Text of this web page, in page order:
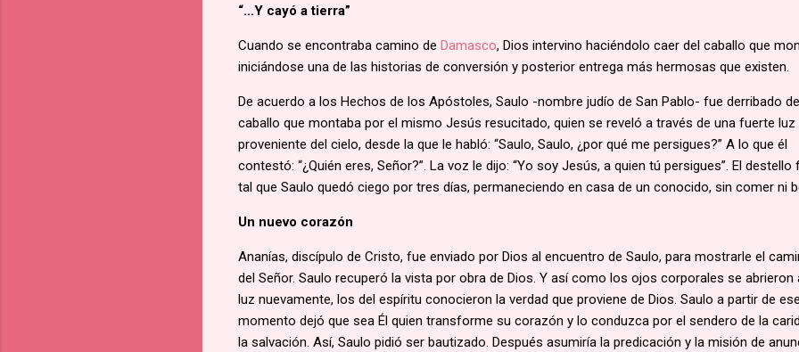
“…Y cayó a tierra”
Cuando se encontraba camino de Damasco, Dios intervino haciéndolo caer del caballo que
iniciándose una de las historias de conversión y posterior entrega más hermosas que existen.
De acuerdo a los Hechos de los Apóstoles, Saulo -nombre judío de San Pablo- fue derribado
caballo que montaba por el mismo Jesús resucitado, quien se reveló a través de una fuerte luz
proveniente del cielo, desde la que le habló: “Saulo, Saulo, ¿por qué me persigues?” A lo que él
contestó: “¿Quién eres, Señor?”. La voz le dijo: “Yo soy Jesús, a quien tú persigues”. El destello
tal que Saulo quedó ciego por tres días, permaneciendo en casa de un conocido, sin comer ni
Un nuevo corazón
Ananías, discípulo de Cristo, fue enviado por Dios al encuentro de Saulo, para mostrarle el
del Señor. Saulo recuperó la vista por obra de Dios. Y así como los ojos corporales se abrieron
luz nuevamente, los del espíritu conocieron la verdad que proviene de Dios. Saulo a partir de ese
momento dejó que sea Él quien transforme su corazón y lo conduzca por el sendero de la
la salvación. Así, Saulo pidió ser bautizado. Después asumiría la predicación y la misión de